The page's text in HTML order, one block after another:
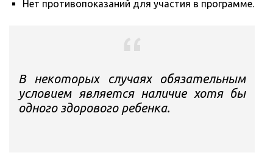
Нет противопоказаний для участия в программе.
В некоторых случаях обязательным
условием является наличие хотя бы
одного здорового ребенка.